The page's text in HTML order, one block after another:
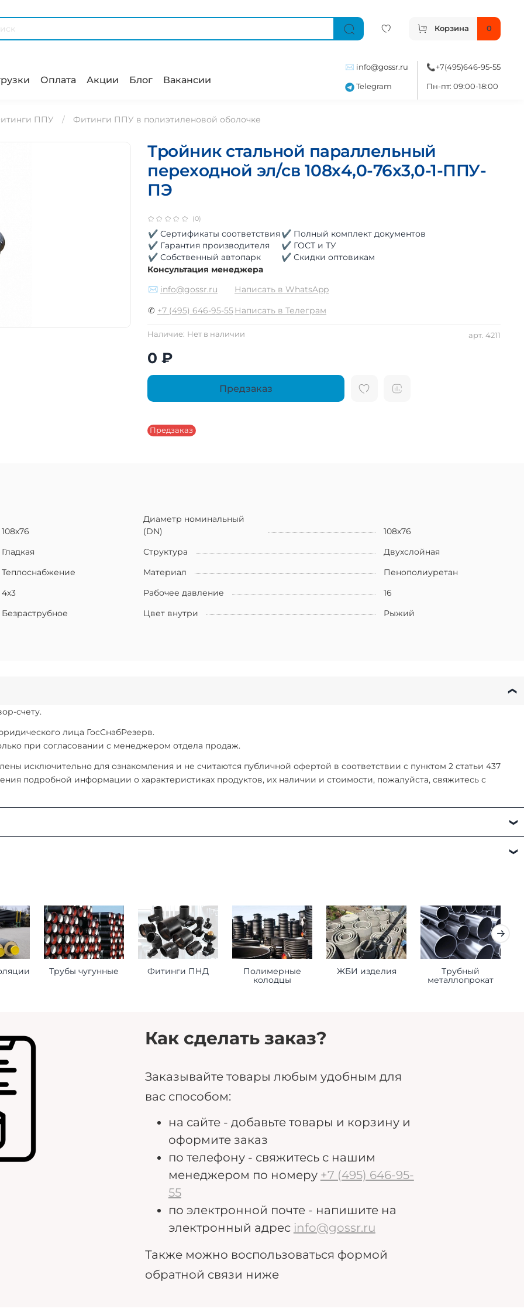
Корзина 0
Оплата Акции Блог Вакансии
✉️ info@gossr.ru
Telegram
📞+7(495)646-95-55
Пн-пт: 09:00-18:00
ППУ Фитинги ППУ в полиэтиленовой оболочке
(0)
арт. 4211
Наличие: Нет в наличии
Предзаказ
Тройник стальной параллельный
переходной эл/св 108х4,0-76х3,0-1-ППУ-
ПЭ
0 ₽
Предзаказ
✔ Сертификаты соответствия ✔ Полный комплект документов
✔ Гарантия производителя
✔ ГОСТ и ТУ
✔ Собственный автопарк
✔ Скидки оптовикам
Консультация менеджера
✉ info@gossr.ru
Написать в WhatsApp
✆ +7 (495) 646-95-55Написать в Телеграм
108х76
Диаметр номинальный
(DN)
108х76
Гладкая Структура
Двухслойная
Теплоснабжение Материал
Пенополиуретан
4х3 Рабочее давление
16
Безраструбное Цвет внутри Рыжий
счету.
лица ГосСнабРезерв.
при согласовании с менеджером отдела продаж.
исключительно для ознакомления и не считаются публичной офертой в соответствии с пунктом 2 статьи 437
подробной информации о характеристиках продуктов, их наличии и стоимости, пожалуйста, свяжитесь с
заказа
нам следующую информацию при оформлении заказа:
будет принимать груз на месте доставки.
Трубы чугунные Фитинги ПНД
Полимерные
колодцы
ЖБИ изделия
Трубный
металлопрокат
Как сделать заказ?
Заказывайте товары любым удобным для
вас способом:
на сайте - добавьте товары и корзину и
оформите заказ
по телефону - свяжитесь с нашим
менеджером по номеру +7 (495) 646-95-
55
по электронной почте - напишите на
электронный адрес info@gossr.ru
Также можно воспользоваться формой
обратной связи ниже